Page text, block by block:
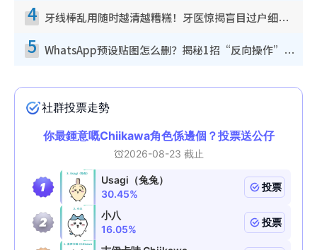
4 牙线棒乱用随时越清越糟糕！牙医惊揭盲目过户细菌恐致蛀牙：这种才是日常真保养
5 WhatsApp预设贴图怎么删？揭秘1招“反向操作”还原简洁界面 附3步实测教程